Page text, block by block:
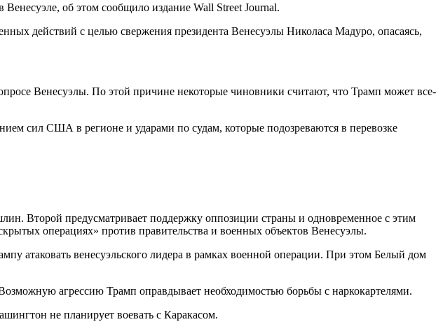
об этом сообщило издание Wall Street Journal.
действий с целью свержения президента Венесуэлы Николаса Мадуро, опасаясь,
Венесуэлы. По этой причине некоторые чиновники считают, что Трамп может все-
сил США в регионе и ударами по судам, которые подозреваются в перевозке
Второй предусматривает поддержку оппозиции страны и одновременное с этим
операциях» против правительства и военных объектов Венесуэлы.
атаковать венесуэльского лидера в рамках военной операции. При этом Белый дом
агрессию Трамп оправдывает необходимостью борьбы с наркокартелями.
не планирует воевать с Каракасом.